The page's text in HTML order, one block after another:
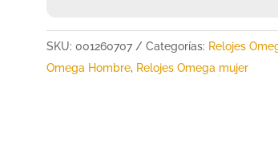
SKU:001260707 Categorías: Relojes
Omega Hombre, Relojes Omega mujer